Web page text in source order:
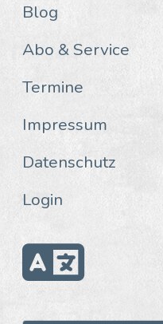
Blog
Abo & Service
Termine
Impressum
Datenschutz
Login